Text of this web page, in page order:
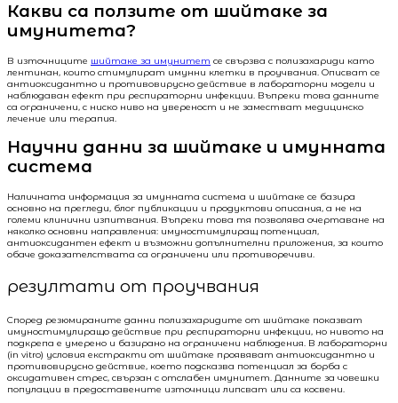
Какви са ползите от шийтаке за
имунитета?
В източниците шийтаке за имунитет се свързва с полизахариди като
лентинан, които стимулират имунни клетки в проучвания. Описват се
антиоксидантно и противовирусно действие в лабораторни модели и
наблюдаван ефект при респираторни инфекции. Въпреки това данните
са ограничени, с ниско ниво на увереност и не заместват медицинско
лечение или терапия.
Научни данни за шийтаке и имунната
система
Наличната информация за имунната система и шийтаке се базира
основно на прегледи, блог публикации и продуктови описания, а не на
големи клинични изпитвания. Въпреки това тя позволява очертаване на
няколко основни направления: имуностимулиращ потенциал,
антиоксидантен ефект и възможни допълнителни приложения, за които
обаче доказателствата са ограничени или противоречиви.
резултати от проучвания
Според резюмираните данни полизахаридите от шийтаке показват
имуностимулиращо действие при респираторни инфекции, но нивото на
подкрепа е умерено и базирано на ограничени наблюдения. В лабораторни
(in vitro) условия екстракти от шийтаке проявяват антиоксидантно и
противовирусно действие, което подсказва потенциал за борба с
оксидативен стрес, свързан с отслабен имунитет. Данните за човешки
популации в предоставените източници липсват или са косвени.